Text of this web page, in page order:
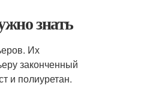
знать
Их
законченный
и полиуретан.